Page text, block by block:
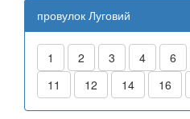
провулок Луговий
1 2 3 4 6
11
12 14 16